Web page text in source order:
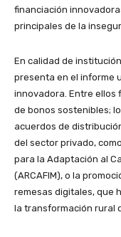
financiación
principales de la
En calidad de
presenta en el informe
innovadora. Entre ellos
de bonos sostenibles;
acuerdos de
del sector privado,
para la Adaptación al
(ARCAFIM), o la
remesas digitales, que
la transformación rural